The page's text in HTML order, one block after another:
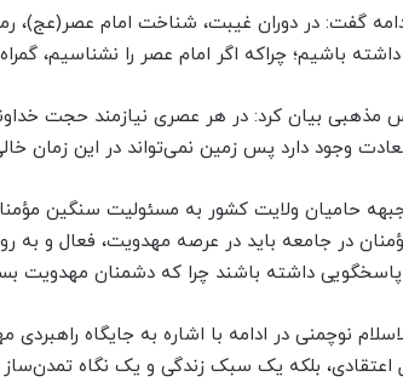
گفت: در دوران غیبت، شناخت امام عصر(عج)،
باشیم؛ چراکه اگر امام عصر را نشناسیم،
مذهبی بیان کرد: در هر عصری نیازمند حجت
وجود دارد پس زمین نمی‌تواند در این زمان
حامیان ولایت کشور به مسئولیت سنگین
در جامعه باید در عرصه مهدویت، فعال و به
پاسخگویی داشته باشند چرا که دشمنان مهدویت
نوچمنی در ادامه با اشاره به جایگاه
بلکه یک سبک زندگی و یک نگاه تمدن‌ساز